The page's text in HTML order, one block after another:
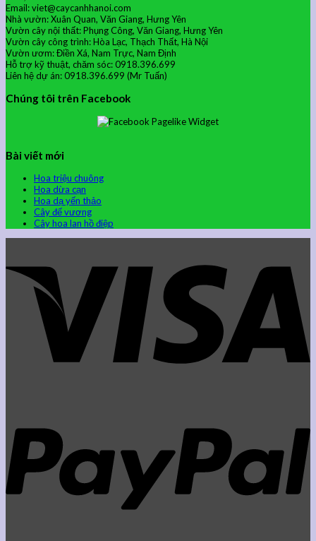
Email: viet@caycanhhanoi.com
Nhà vườn: Xuân Quan, Văn Giang, Hưng Yên
Vườn cây nội thất: Phụng Công, Văn Giang, Hưng Yên
Vườn cây công trình: Hòa Lạc, Thạch Thất, Hà Nội
Vườn ươm: Điền Xá, Nam Trực, Nam Định
Hỗ trợ kỹ thuật, chăm sóc: 0918.396.699
Liên hệ dự án: 0918.396.699 (Mr Tuấn)
Chúng tôi trên Facebook
Bài viết mới
Hoa triệu chuông
Hoa dừa cạn
Hoa dạ yến thảo
Cây đế vương
Cây hoa lan hồ điệp